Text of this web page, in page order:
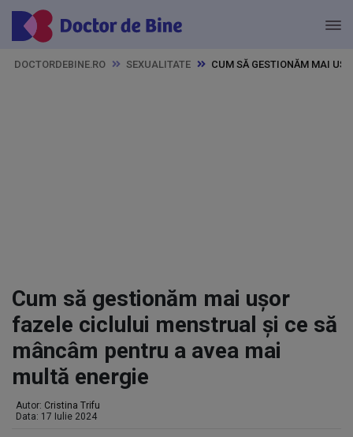
DOCTORDEBINE.RO SEXUALITATE CUM SĂ GESTIONĂM MAI
Cum să gestionăm mai ușor
fazele ciclului menstrual și ce să
mâncâm pentru a avea mai
multă energie
Autor: Cristina Trifu
Data: 17 Iulie 2024